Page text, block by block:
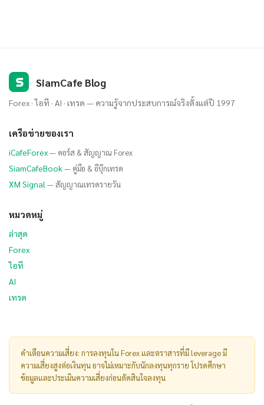
S SiamCafe Blog
Forex · ไอที · AI · เทรด — ความรู้จากประสบการณ์จริงตั้งแต่ปี 1997
เครือข่ายของเรา
iCafeForex— คอร์ส & สัญญาณ Forex
SiamCafeBook— คู่มือ & อีบุ๊กเทรด
XM Signal — สัญญาณเทรดรายวัน
หมวดหมู่
ล่าสุด
Forex
ไอที
AI
เทรด
คำเตือนความเสี่ยง: การลงทุนใน Forex และตราสารที่มี leverage มี
ความเสี่ยงสูงต่อเงินทุน อาจไม่เหมาะกับนักลงทุนทุกราย โปรดศึกษา
ข้อมูลและประเมินความเสี่ยงก่อนตัดสินใจลงทุน